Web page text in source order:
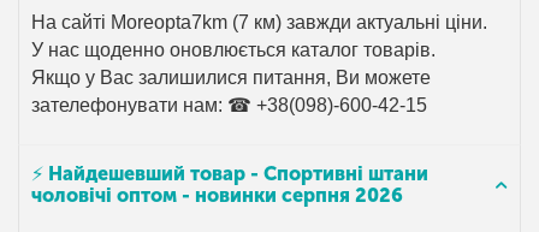
На сайті Moreopta7km (7 км) завжди актуальні ціни.
У нас щоденно оновлюється каталог товарів.
Якщо у Вас залишилися питання, Ви можете
зателефонувати нам: ☎ +38(098)-600-42-15
⚡ Найдешевший товар - Спортивні штани
чоловічі оптом - новинки серпня 2026